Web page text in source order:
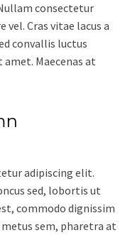
consectetur
vel. Cras vitae lacus a
convallis luctus
Maecenas at
adipiscing elit.
sed, lobortis ut
commodo dignissim
sem, pharetra at